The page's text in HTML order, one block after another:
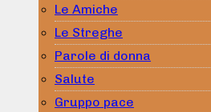
Le Amiche
Le Streghe
Parole di donna
Salute
Gruppo pace